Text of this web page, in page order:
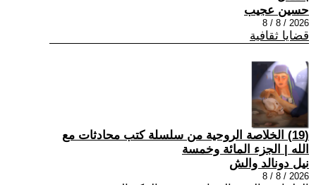
حسين عجيب
2026 / 8 / 8
قضايا ثقافية
(19) الخلاصة الروحية من سلسلة كتب محادثات مع
الله | الجزء المائة وخمسة
نيل دونالد والش
2026 / 8 / 8